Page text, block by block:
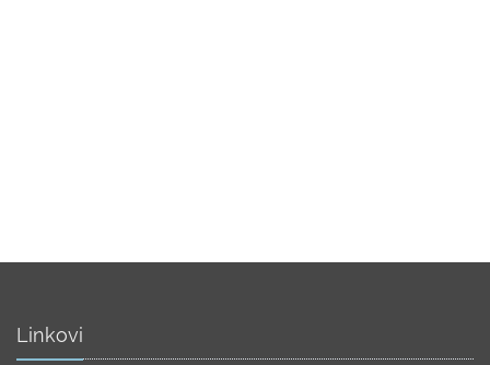
Linkovi